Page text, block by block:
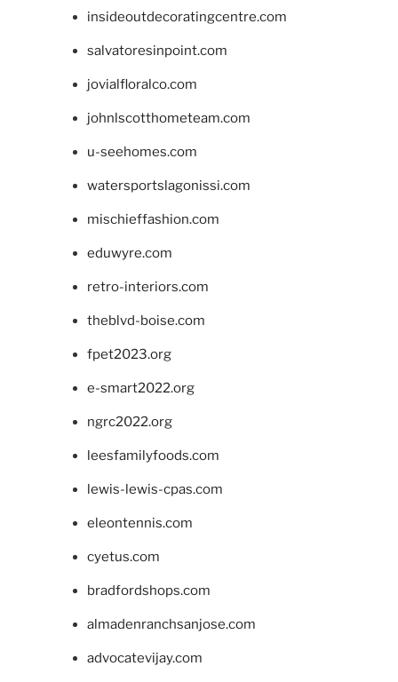
insideoutdecoratingcentre.com
salvatoresinpoint.com
jovialfloralco.com
johnlscotthometeam.com
u-seehomes.com
watersportslagonissi.com
mischieffashion.com
eduwyre.com
retro-interiors.com
theblvd-boise.com
fpet2023.org
e-smart2022.org
ngrc2022.org
leesfamilyfoods.com
lewis-lewis-cpas.com
eleontennis.com
cyetus.com
bradfordshops.com
almadenranchsanjose.com
advocatevijay.com